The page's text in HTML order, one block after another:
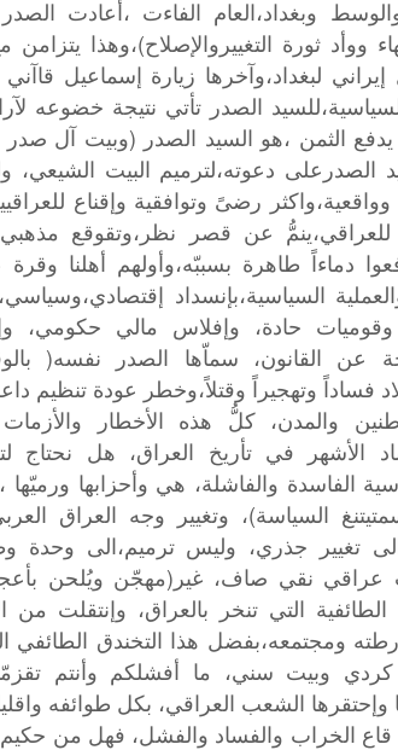
وبغداد،العام الفاءت ،أعادت الصدر
ووأد ثورة التغييروالإصلاح)،وهذا يتزامن
إيراني لبغداد،وآخرها زيارة إسماعيل قاآني
الصدر تأتي نتيجة خضوعه
يدفع الثمن ،هو السيد الصدر (وبيت آل صدر
الصدرعلى دعوته،لترميم البيت الشيعي،
وواقعية،واكثر رضىً وتوافقية وإقناع
للعراقي،ينمُّ عن قصر نظر،وتقوقع
دماءاً طاهرة بسببّه،وأولهم أهلنا وقرة
السياسية،بإنسداد إقتصادي،وسياسي،
وقوميات حادة، وإفلاس مالي حكومي،
عن القانون، سماّها الصدر نفسه(
فساداً وتهجيراً وقتلاً،وخطر عودة تنظيم
والمدن، كلُّ هذه الأخطار والأزمات
الأشهر في تأريخ العراق، هل نحتاج
الفاسدة والفاشلة، هي وأحزابها ورميّها
السياسة)، وتغيير وجه العراق
الى تغيير جذري، وليس ترميم،الى وحدة
عراقي نقي صاف، غير (مهجّن ويُلحن
الطائفية التي تنخر بالعراق، وإنتقلت من
ومجتمعه،بفضل هذا التخندق الطائفي
كردي وبيت سني، ما أفشلكم وأنتم
وإحتقرها الشعب العراقي، بكل طوائفه
قاع الخراب والفساد والفشل، فهل من حكيم